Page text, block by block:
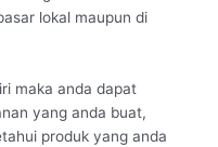
lokal maupun di
maka anda dapat
yang anda buat,
produk yang anda